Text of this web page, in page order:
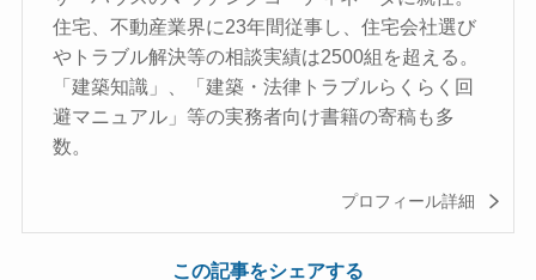
住宅、不動産業界に23年間従事し、住宅会社選び
やトラブル解決等の相談実績は2500組を超える。
「建築知識」、「建築・法律トラブルらくらく回
避マニュアル」等の実務者向け書籍の寄稿も多
数。
プロフィール詳細
この記事をシェアする